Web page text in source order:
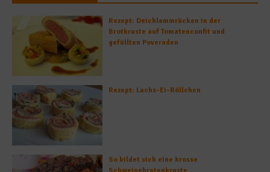
Rezept: Deichlammrücken in der
Brotkruste auf Tomatenconfit und
gefüllten Poveraden
Rezept: Lachs-Ei-Röllchen
So bildet sich eine krosse